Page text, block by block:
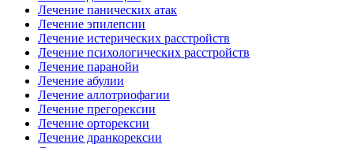
Лечение панических атак
Лечение эпилепсии
Лечение истерических расстройств
Лечение психологических расстройств
Лечение паранойи
Лечение абулии
Лечение аллотриофагии
Лечение прегорексии
Лечение орторексии
Лечение дранкорексии